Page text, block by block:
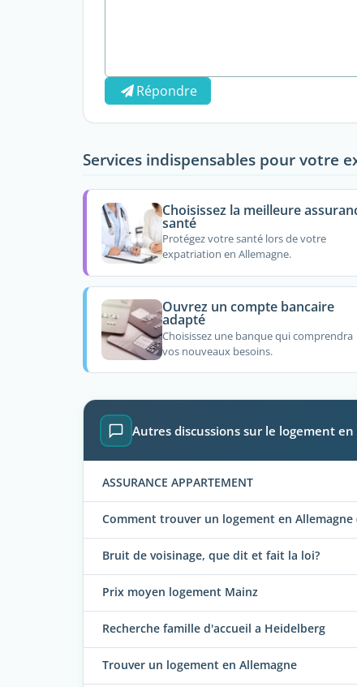
Répondre
Services indispensables pour votre
Choisissez la meilleure
santé
Protégez votre santé lors de votre
expatriation en Allemagne.
Ouvrez un compte bancaire
adapté
Choisissez une banque qui comprendra
vos nouveaux besoins.
Autres discussions sur le logement
ASSURANCE APPARTEMENT
Comment trouver un logement en Allemagne
Bruit de voisinage, que dit et fait la loi?
Prix moyen logement Mainz
Recherche famille d'accueil a Heidelberg
Trouver un logement en Allemagne